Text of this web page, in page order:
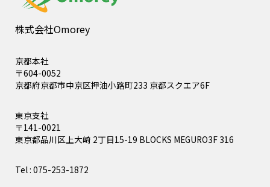
株式会社Omorey
京都本社
〒604-0052
京都府京都市中京区押油小路町233 京都スクエア6F
東京支社
〒141-0021
東京都品川区上大崎 2丁目15-19 BLOCKS MEGURO3F 316
Tel : 075-253-1872